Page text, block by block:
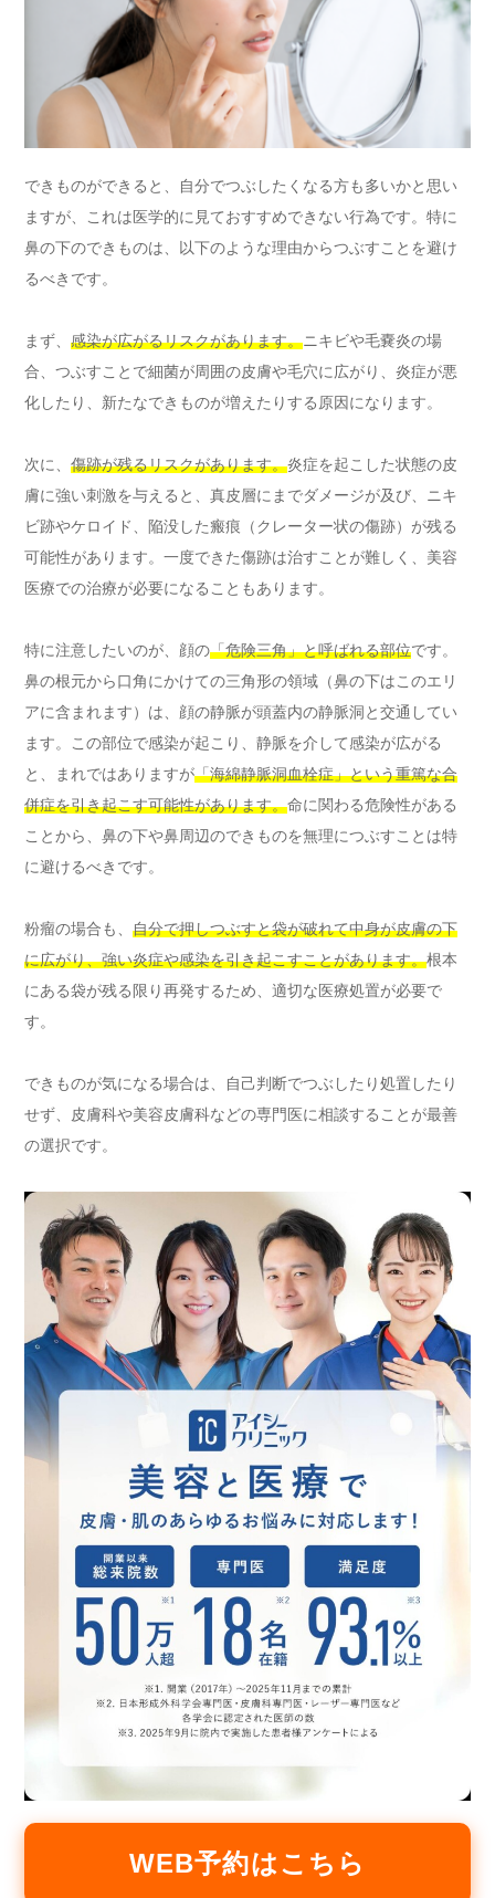
できものができると、自分でつぶしたくなる方も多いかと思い
ますが、これは医学的に見ておすすめできない行為です。特に
鼻の下のできものは、以下のような理由からつぶすことを避け
るべきです。
まず、 感染が広がるリスクがあります。ニキビや毛嚢炎の場
合、つぶすことで細菌が周囲の皮膚や毛穴に広がり、炎症が悪
化したり、新たなできものが増えたりする原因になります。
次に、 傷跡が残るリスクがあります。炎症を起こした状態の皮
膚に強い刺激を与えると、真皮層にまでダメージが及び、ニキ
ビ跡やケロイド、陥没した瘢痕（クレーター状の傷跡）が残る
可能性があります。一度できた傷跡は治すことが難しく、美容
医療での治療が必要になることもあります。
特に注意したいのが、顔の「危険三角」と呼ばれる部位です。
鼻の根元から口角にかけての三角形の領域（鼻の下はこのエリ
アに含まれます）は、顔の静脈が頭蓋内の静脈洞と交通してい
ます。この部位で感染が起こり、静脈を介して感染が広がる
と、まれではありますが「海綿静脈洞血栓症」という重篤な合
併症を引き起こす可能性があります。命に関わる危険性がある
ことから、鼻の下や鼻周辺のできものを無理につぶすことは特
に避けるべきです。
粉瘤の場合も、 自分で押しつぶすと袋が破れて中身が皮膚の下
に広がり、強い炎症や感染を引き起こすことがあります。根本
にある袋が残る限り再発するため、適切な医療処置が必要で
す。
できものが気になる場合は、自己判断でつぶしたり処置したり
せず、皮膚科や美容皮膚科などの専門医に相談することが最善
の選択です。
WEB予約はこちら